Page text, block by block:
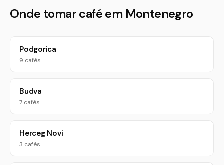
Onde tomar café em Montenegro
Podgorica
9 cafés
Budva
7 cafés
Herceg Novi
3 cafés